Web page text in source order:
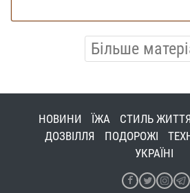
Більше
НОВИНИ ЇЖА СТИЛЬ ЖИТТЯ
ДОЗВІЛЛЯ
ПОДОРОЖІ
УКРАЇНІ